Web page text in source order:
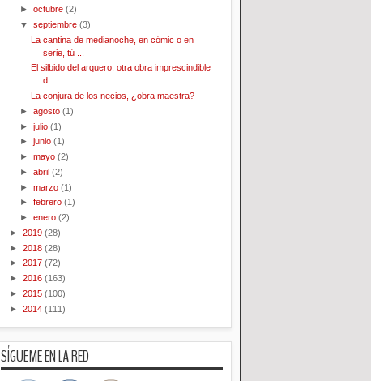
►octubre(2)
▼septiembre(3)
La cantina de medianoche, en cómic o en
serie, tú ...
El silbido del arquero, otra obra imprescindible
d...
La conjura de los necios, ¿obra maestra?
►agosto(1)
►julio(1)
►junio(1)
►mayo(2)
►abril(2)
►marzo(1)
►febrero(1)
►enero(2)
► 2019 (28)
► 2018 (28)
► 2017 (72)
► 2016 (163)
► 2015 (100)
► 2014 (111)
SÍGUEME EN LA RED